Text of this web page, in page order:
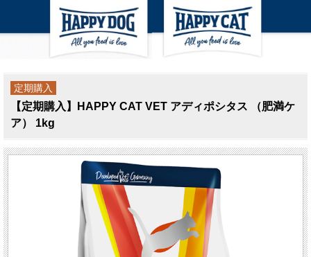
定期購入
【定期購入】HAPPY CAT VET アディポシタス （肥満ケ
ア） 1kg